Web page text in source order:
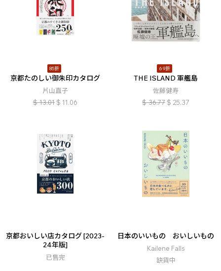
85折
京都たのしい御朱印カタログ
片山直子
$ 13.01 $ 11.06
69折
THE ISLAND 軍艦島
佐藤健寿
$ 36.77 $ 25.37
京都おいしい店カタログ [2023-
24年版]
已售完
日本のいいもの おいしいもの
Kailene Falls
缺貨中